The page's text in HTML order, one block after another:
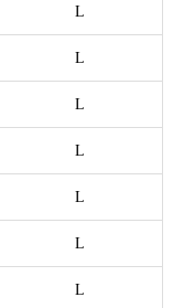
L
L
L
L
L
L
L